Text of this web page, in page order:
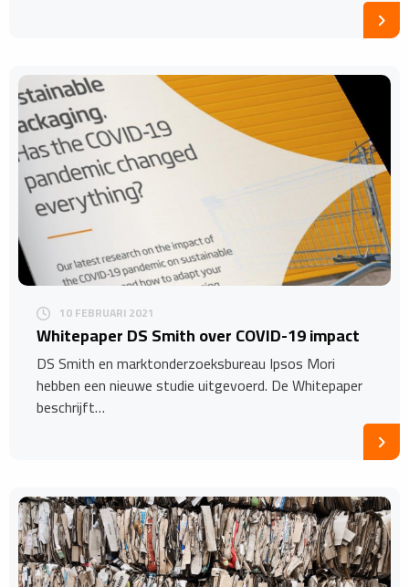
10 FEBRUARI 2021
Whitepaper DS Smith over COVID-19 impact
DS Smith en marktonderzoeksbureau Ipsos Mori
hebben een nieuwe studie uitgevoerd. De Whitepaper
beschrijft…